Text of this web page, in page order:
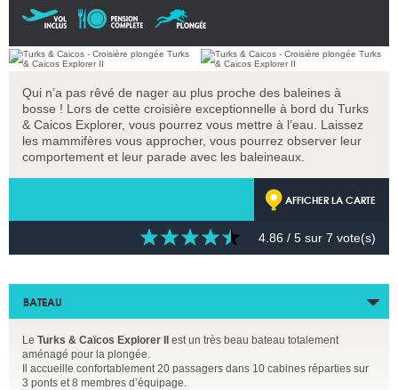
Qui n’a pas rêvé de nager au plus proche des baleines à
bosse ! Lors de cette croisière exceptionnelle à bord du Turks
& Caicos Explorer, vous pourrez vous mettre à l’eau. Laissez
les mammifères vous approcher, vous pourrez observer leur
comportement et leur parade avec les baleineaux.
AFFICHER LA CARTE
4.86 / 5 sur 7 vote(s)
BATEAU
Le Turks & Caïcos Explorer II est un très beau bateau totalement
aménagé pour la plongée.
Il accueille confortablement 20 passagers dans 10 cabines réparties sur
3 ponts et 8 membres d’équipage.